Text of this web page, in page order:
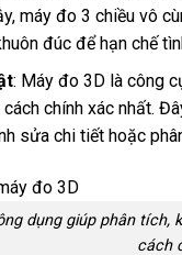
máy đo 3 chiều vô
đúc để hạn chế
: Máy đo 3D là công
chính xác nhất.
sửa chi tiết hoặc
dụng giúp phân
cách